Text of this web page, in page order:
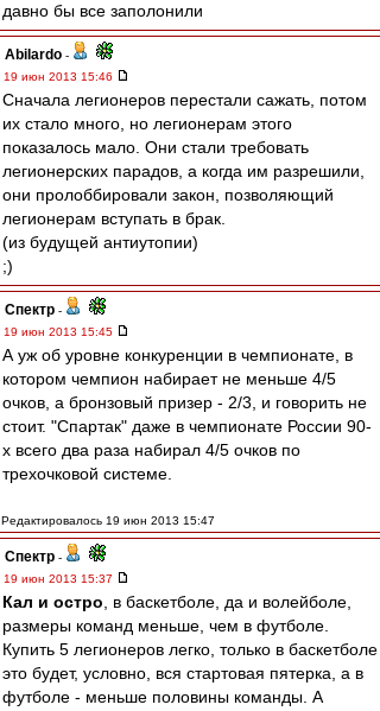
давно бы все заполонили
Abilardo -
19 июн 2013 15:46
Сначала легионеров перестали сажать, потом
их стало много, но легионерам этого
показалось мало. Они стали требовать
легионерских парадов, а когда им разрешили,
они пролоббировали закон, позволяющий
легионерам вступать в брак.
(из будущей антиутопии)
;)
Спектр -
19 июн 2013 15:45
А уж об уровне конкуренции в чемпионате, в
котором чемпион набирает не меньше 4/5
очков, а бронзовый призер - 2/3, и говорить не
стоит. "Спартак" даже в чемпионате России 90-
х всего два раза набирал 4/5 очков по
трехочковой системе.
Редактировалось 19 июн 2013 15:47
Спектр -
19 июн 2013 15:37
Кал и остро , в баскетболе, да и волейболе,
размеры команд меньше, чем в футболе.
Купить 5 легионеров легко, только в баскетболе
это будет, условно, вся стартовая пятерка, а в
футболе - меньше половины команды. А